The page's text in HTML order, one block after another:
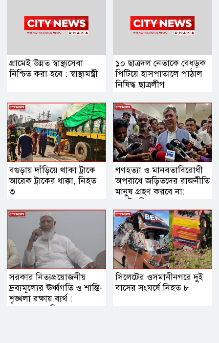
গ্রামেই উন্নত স্বাস্থ্যসেবা
নিশ্চিত করা হবে : স্বাস্থ্যমন্ত্রী
১০ ছাত্রদল নেতাকে বেধড়ক
পিটিয়ে হাসপাতালে পাঠাল
নিষিদ্ধ ছাত্রলীগ
বগুড়ায় দাঁড়িয়ে থাকা ট্রাকে
আরেক ট্রাকের ধাক্কা, নিহত
৩
গণহত্যা ও মানবতাবিরোধী
অপরাধে জড়িতদের রাজনীতি
মানুষ গ্রহণ করবে না:
স্বরাষ্ট্রমন্ত্রী
সরকার নিত্যপ্রয়োজনীয়
দ্রব্যমূল্যের ঊর্ধ্বগতি ও শান্তি-
শৃঙ্খলা রক্ষায় ব্যর্থ :
জামায়াত আমির
সিলেটের ওসমানীনগরে দুই
বাসের সংঘর্ষে নিহত ৮